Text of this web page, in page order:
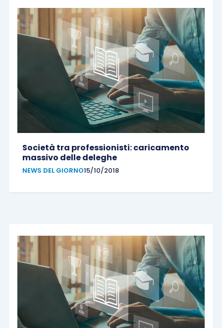
Società tra professionisti: caricamento
massivo delle deleghe
NEWS DEL GIORNO15/10/2018